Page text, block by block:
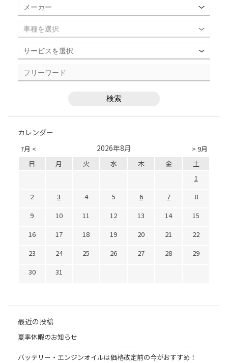
カレンダー
7月 < > 9月
2026年8月
日 月 火 水 木 金
土
1
2
3 4 5 6 7
8
9
10 11 12 13 14
15
16
17 18 19 20 21
22
23
24 25 26 27 28
29
30
31
最近の投稿
夏季休暇のお知らせ
バッテリー・エンジンオイルは価格改定前の今がおすすめ！